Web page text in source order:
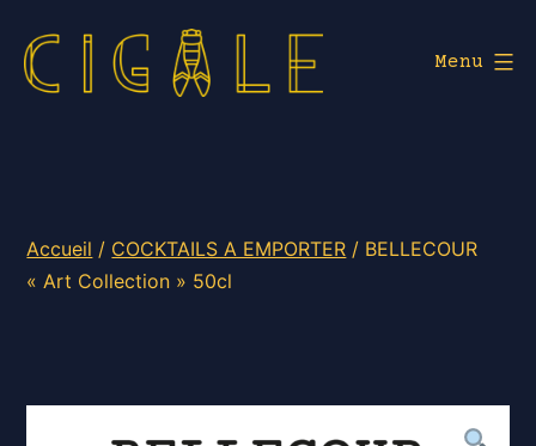
au
contenu
Menu
Accueil / COCKTAILS A EMPORTER / BELLECOUR
« Art Collection » 50cl